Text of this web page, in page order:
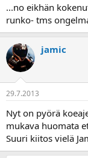
...no eikhän
runko- tms
jamic
29.7.2013
Nyt on pyörä
mukava huomata
Suuri kiitos vielä